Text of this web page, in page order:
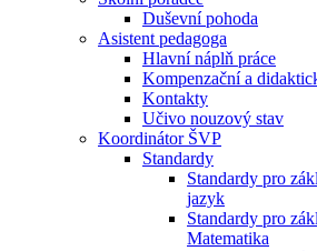
Duševní pohoda
Asistent pedagoga
Hlavní náplň práce
Kompenzační a
Kontakty
Učivo nouzový stav
Koordinátor ŠVP
Standardy
Standardy pro
jazyk
Standardy pro
Matematika